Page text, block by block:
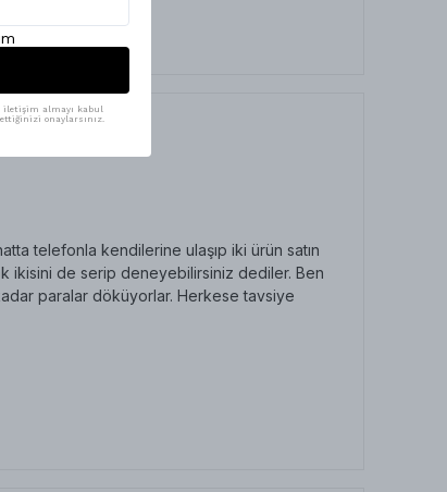
telefonla kendilerine ulaşıp iki ürün satın
ikisini de serip deneyebilirsiniz dediler. Ben
paralar döküyorlar. Herkese tavsiye
iletişim almayı kabul
onaylarsınız.